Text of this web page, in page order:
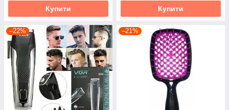
Купити Купити
–22% –21%